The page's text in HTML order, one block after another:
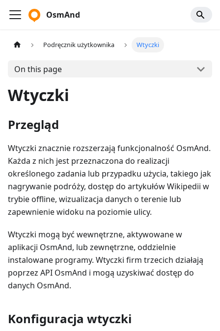
OsmAnd
Podręcznik użytkownika Wtyczki
On this page
Wtyczki
Przegląd
Wtyczki znacznie rozszerzają funkcjonalność OsmAnd.
Każda z nich jest przeznaczona do realizacji
określonego zadania lub przypadku użycia, takiego jak
nagrywanie podróży, dostęp do artykułów Wikipedii w
trybie offline, wizualizacja danych o terenie lub
zapewnienie widoku na poziomie ulicy.
Wtyczki mogą być wewnętrzne, aktywowane w
aplikacji OsmAnd, lub zewnętrzne, oddzielnie
instalowane programy. Wtyczki firm trzecich działają
poprzez API OsmAnd i mogą uzyskiwać dostęp do
danych OsmAnd.
Konfiguracja wtyczki